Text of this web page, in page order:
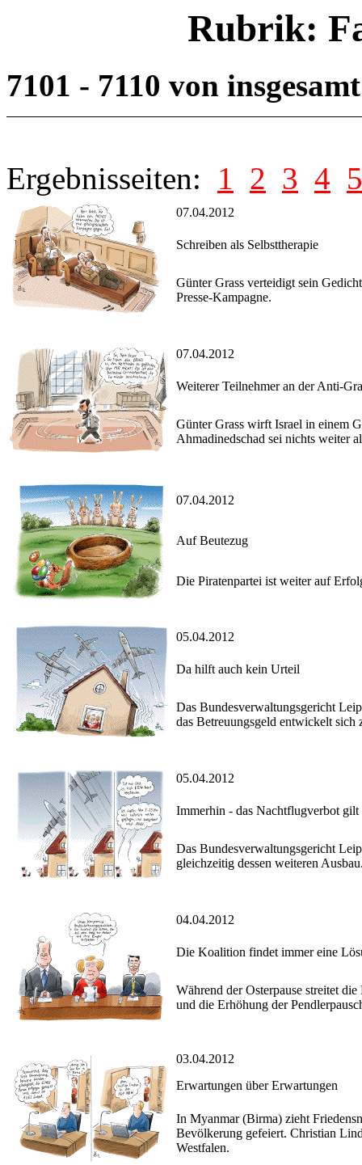
Rubrik:
7101 - 7110 von
Ergebnisseiten: 1 2 3 4 5
07.04.2012
Schreiben als Selbsttherapie
Günter Grass verteidigt sein
Presse-Kampagne.
07.04.2012
Weiterer Teilnehmer an der Anti-
Günter Grass wirft Israel in einem
Ahmadinedschad sei nichts weiter
07.04.2012
Auf Beutezug
Die Piratenpartei ist weiter auf
05.04.2012
Da hilft auch kein Urteil
Das Bundesverwaltungsgericht
das Betreuungsgeld entwickelt
05.04.2012
Immerhin - das Nachtflugverbot gilt
Das Bundesverwaltungsgericht
gleichzeitig dessen weiteren
04.04.2012
Die Koalition findet immer eine
Während der Osterpause streitet
und die Erhöhung der
03.04.2012
Erwartungen über Erwartungen
In Myanmar (Birma) zieht
Bevölkerung gefeiert. Christian
Westfalen.